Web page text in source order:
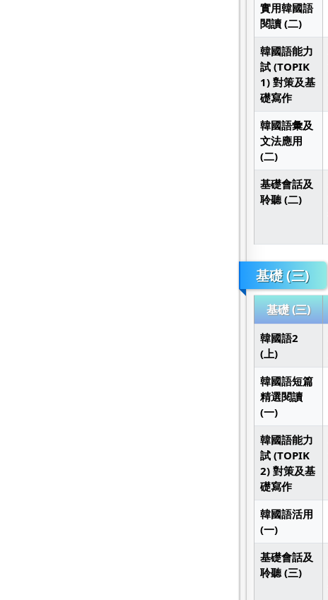
實用韓國語
閱讀 (二)
韓國語能力
試 (TOPIK
1) 對策及基
礎寫作
韓國語彙及
文法應用
(二)
基礎會話及
聆聽 (二)
基礎 (三)
基礎 (三)
韓國語2
(上)
韓國語短篇
精選閱讀
(一)
韓國語能力
試 (TOPIK
2) 對策及基
礎寫作
韓國語活用
(一)
基礎會話及
聆聽 (三)